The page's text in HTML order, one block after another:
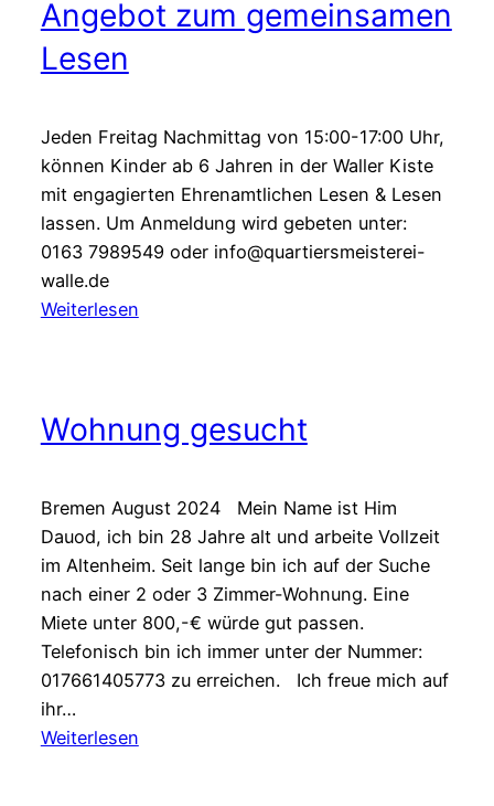
QM
&
Angebot zum gemeinsamen
Lesen
Jeden Freitag Nachmittag von 15:00-17:00 Uhr,
können Kinder ab 6 Jahren in der Waller Kiste
mit engagierten Ehrenamtlichen Lesen & Lesen
lassen. Um Anmeldung wird gebeten unter:
0163 7989549 oder info@quartiersmeisterei-
walle.de
Weiterlesen:
Lesen
Wohnung gesucht
Bremen August 2024 Mein Name ist Him
Dauod, ich bin 28 Jahre alt und arbeite Vollzeit
im Altenheim. Seit lange bin ich auf der Suche
nach einer 2 oder 3 Zimmer-Wohnung. Eine
Miete unter 800,-€ würde gut passen.
Telefonisch bin ich immer unter der Nummer:
017661405773 zu erreichen. Ich freue mich auf
ihr…
Weiterlesen: